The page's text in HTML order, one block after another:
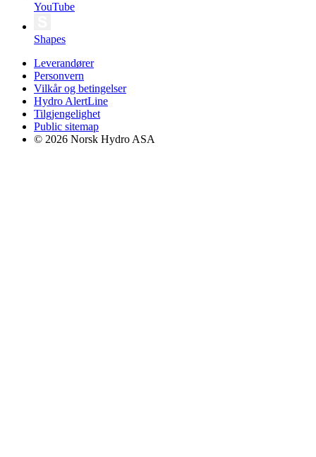
YouTube
Shapes
Leverandører
Personvern
Vilkår og betingelser
Hydro AlertLine
Tilgjengelighet
Public sitemap
© 2026 Norsk Hydro ASA